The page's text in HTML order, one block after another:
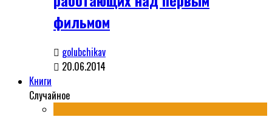
фильмом
golubchikav
20.06.2014
Книги
Случайное